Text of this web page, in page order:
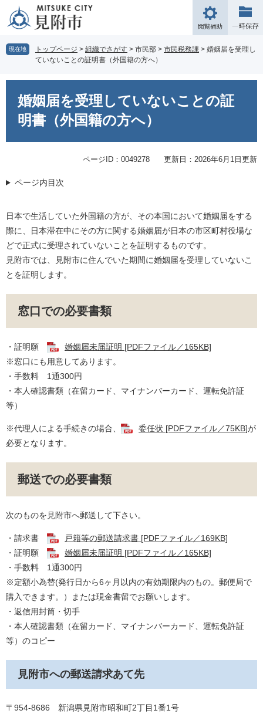
の
先
で
ー
を
ば
へ
閲
覧
補
現在地 トップページ > 組織でさがす > 市民部 > 市民税務課 > 婚姻届を受理し
ていないことの証明書（外国籍の方へ）
婚姻届を受理していないことの証
明書（外国籍の方へ）
ページID：0049278 更新日：2026年6月1日更新
ページ内目次
日本で生活していた外国籍の方が、その本国において婚姻届をする
際に、日本滞在中にその方に関する婚姻届が日本の市区町村役場な
どで正式に受理されていないことを証明するものです。
見附市では、見附市に住んでいた期間に婚姻届を受理していないこ
とを証明します。
窓口での必要書類
​・証明願
婚姻届未届証明 [PDFファイル／165KB]
※窓口にも用意してあります。
・手数料 1通300円
・本人確認書類（在留カード、マイナンバーカード、運転免許証
等）
※代理人による手続きの場合、 委任状 [PDFファイル／75KB]が
必要となります。
郵送での必要書類
次のものを見附市へ郵送して下さい。
・請求書
戸籍等の郵送請求書 [PDFファイル／169KB]
​・証明願
婚姻届未届証明 [PDFファイル／165KB]
・手数料 1通300円
※定額小為替(発行日から6ヶ月以内の有効期限内のもの。郵便局で
購入できます。）または現金書留でお願いします。
・返信用封筒・切手
​・本人確認書類（在留カード、マイナンバーカード、運転免許証
等）のコピー
見附市への郵送請求あて先
〒954-8686 新潟県見附市昭和町2丁目1番1号